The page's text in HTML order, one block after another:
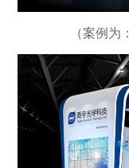
（案例为：